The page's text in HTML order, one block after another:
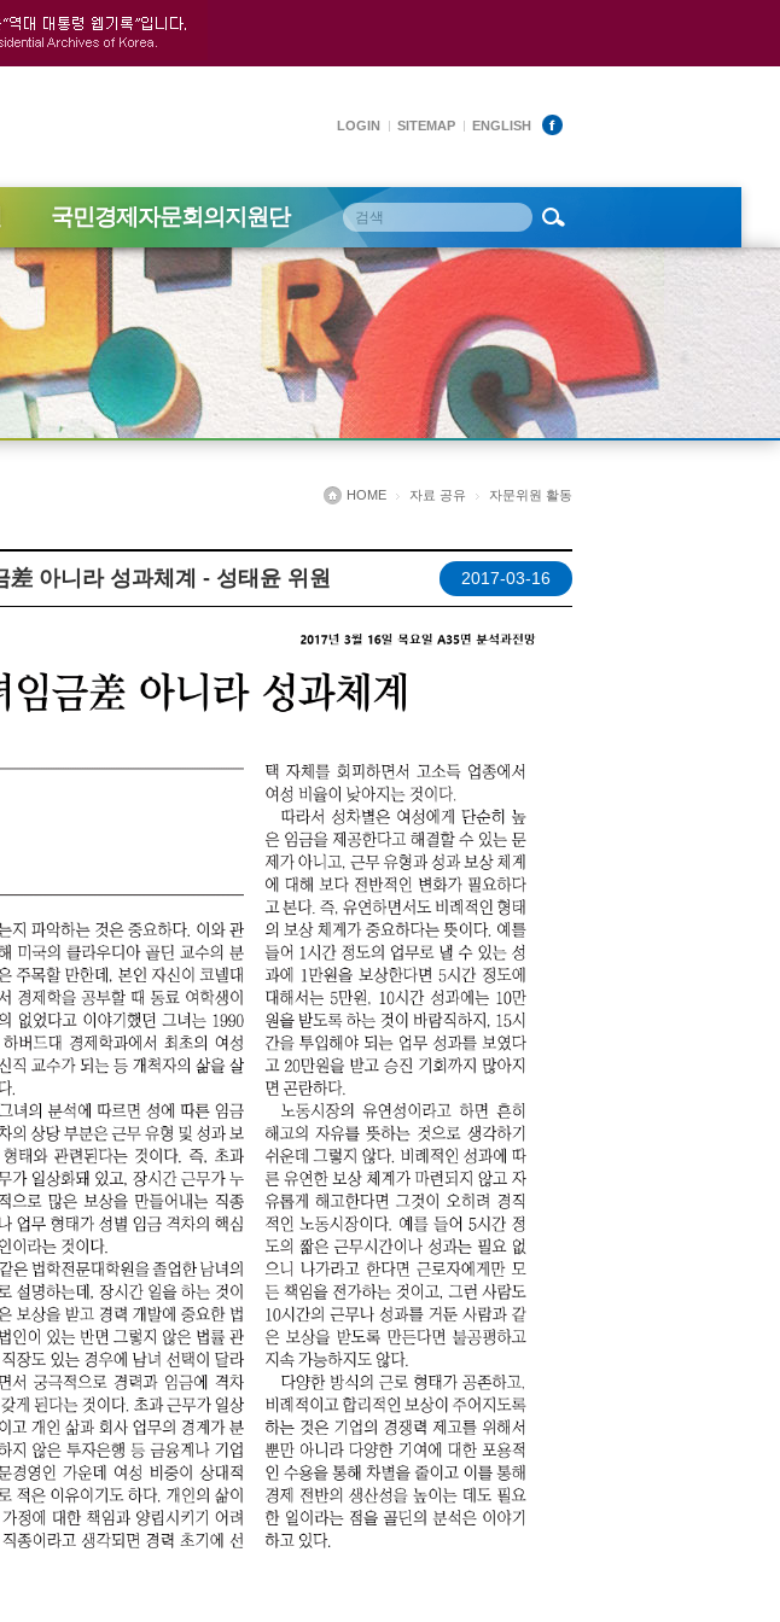
LOGIN SITEMAP ENGLISH
국민경제자문회의지원단
HOME 자료 공유 자문위원 활동
差 아니라 성과체계 - 성태윤 위원 2017-03-16